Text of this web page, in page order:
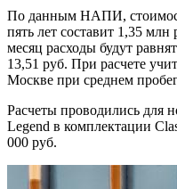
По данным НАПИ,
пять лет составит 1,35
месяц расходы будут
13,51 руб. При расчете
Москве при среднем
Расчеты проводились для
Legend в комплектации
000 руб.